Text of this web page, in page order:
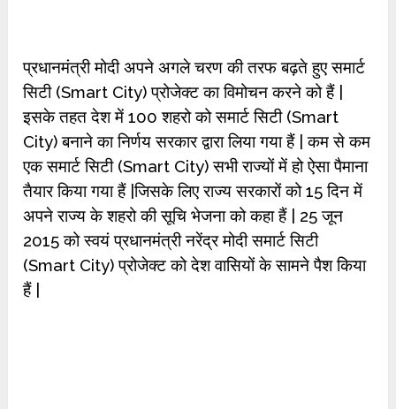
प्रधानमंत्री मोदी अपने अगले चरण की तरफ बढ़ते हुए समार्ट
सिटी (Smart City) प्रोजेक्ट का विमोचन करने को हैं |
इसके तहत देश में 100 शहरो को समार्ट सिटी (Smart
City) बनाने का निर्णय सरकार द्वारा लिया गया हैं | कम से कम
एक समार्ट सिटी (Smart City) सभी राज्यों में हो ऐसा पैमाना
तैयार किया गया हैं |जिसके लिए राज्य सरकारों को 15 दिन में
अपने राज्य के शहरो की सूचि भेजना को कहा हैं | 25 जून
2015 को स्वयं प्रधानमंत्री नरेंद्र मोदी समार्ट सिटी
(Smart City) प्रोजेक्ट को देश वासियों के सामने पैश किया
हैं |